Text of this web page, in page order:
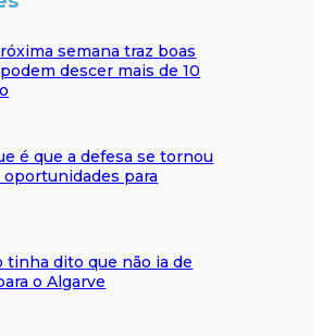
semana traz boas
descer mais de 10
é que a defesa se tornou
para
dito que não ia de
o Algarve